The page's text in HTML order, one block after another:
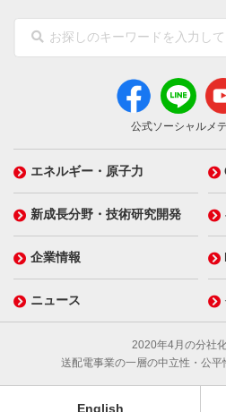
公式ソーシャルメ
エネルギー・原子力
新成長分野・技術研究開発
企業情報
ニュース
2020年4月の分社化
送配電事業の一層の中立性・公平
English